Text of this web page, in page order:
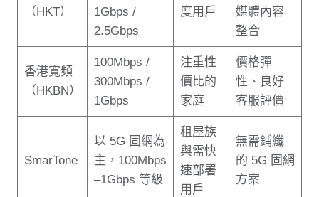
（HKT）
1Gbps /
2.5Gbps
度用戶
媒體內容
整合
香港寬頻
（HKBN）
100Mbps /
300Mbps /
1Gbps
注重性
價比的
家庭
價格彈
性、良好
客服評價
SmarTone
以 5G 固網為
主，100Mbps
–1Gbps 等級
租屋族
與需快
速部署
用戶
無需鋪纖
的 5G 固網
方案